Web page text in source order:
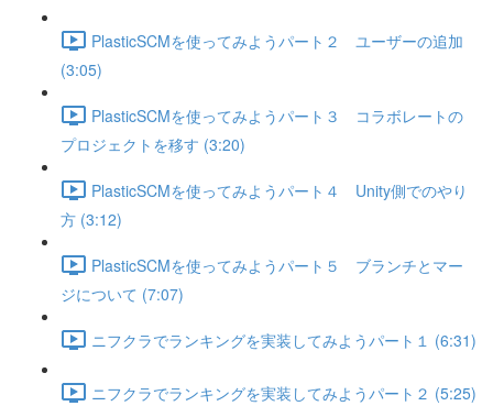
PlasticSCMを使ってみようパート２ ユーザーの追加
(3:05)
PlasticSCMを使ってみようパート３ コラボレートの
プロジェクトを移す (3:20)
PlasticSCMを使ってみようパート４ Unity側でのやり
方 (3:12)
PlasticSCMを使ってみようパート５ ブランチとマー
ジについて (7:07)
ニフクラでランキングを実装してみようパート１ (6:31)
ニフクラでランキングを実装してみようパート２ (5:25)